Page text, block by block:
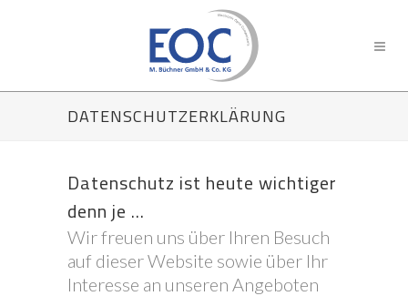
DATENSCHUTZERKLÄRUNG
Datenschutz ist heute wichtiger
denn je …
Wir freuen uns über Ihren Besuch
auf dieser Website sowie über Ihr
Interesse an unseren Angeboten